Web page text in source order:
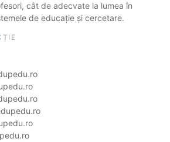
cât de adecvate la lumea în
de educație și cercetare.